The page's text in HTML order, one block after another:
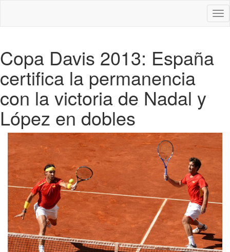
Copa Davis 2013: España
certifica la permanencia
con la victoria de Nadal y
López en dobles